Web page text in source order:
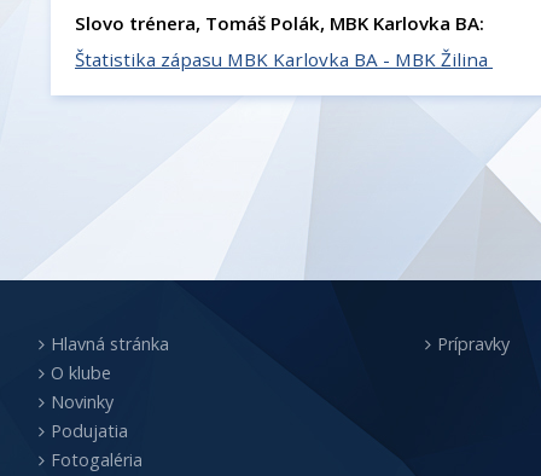
Slovo trénera, Tomáš Polák, MBK Karlovka BA:
Štatistika zápasu MBK Karlovka BA - MBK Žilina
Hlavná stránka
O klube
Novinky
Podujatia
Fotogaléria
Prípravky